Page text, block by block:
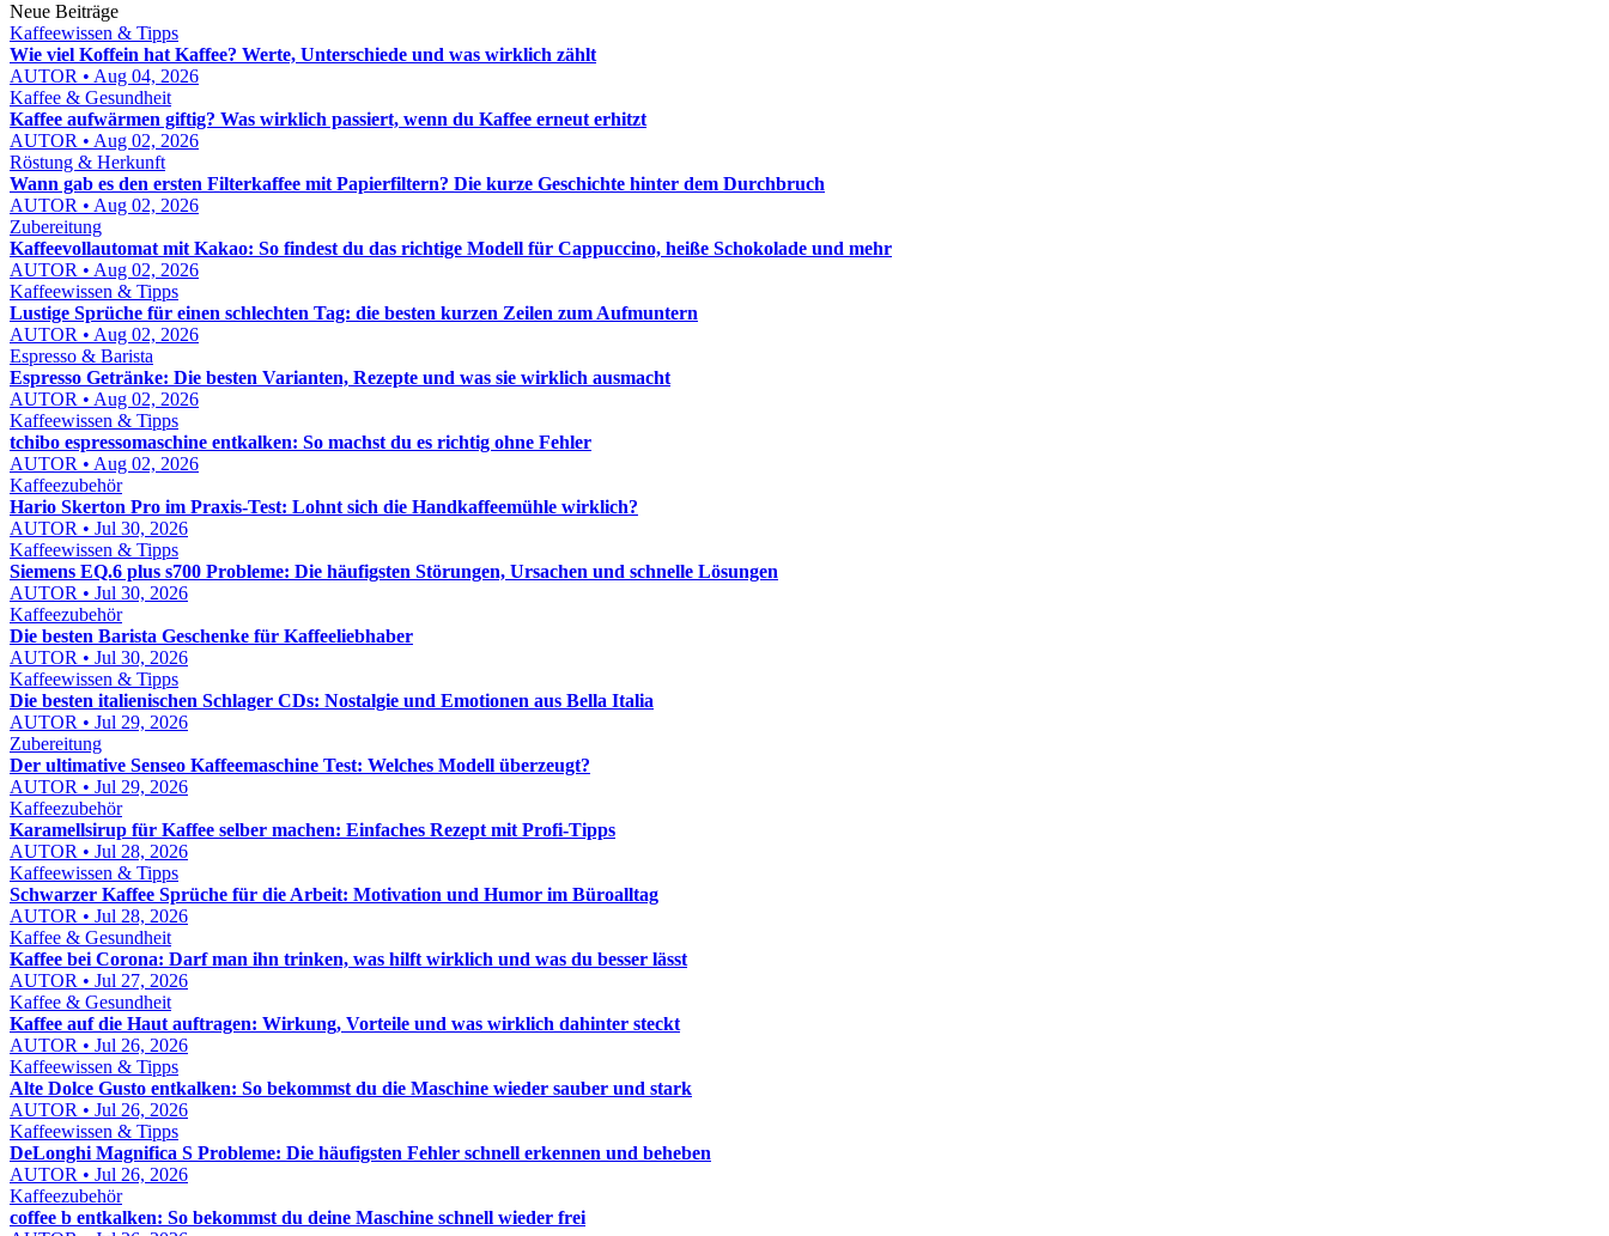
Neue Beiträge
Kaffeewissen & Tipps
Wie viel Koffein hat Kaffee? Werte, Unterschiede und was wirklich zählt
AUTOR • Aug 04, 2026
Kaffee & Gesundheit
Kaffee aufwärmen giftig? Was wirklich passiert, wenn du Kaffee erneut erhitzt
AUTOR • Aug 02, 2026
Röstung & Herkunft
Wann gab es den ersten Filterkaffee mit Papierfiltern? Die kurze Geschichte hinter dem Durchbruch
AUTOR • Aug 02, 2026
Zubereitung
Kaffeevollautomat mit Kakao: So findest du das richtige Modell für Cappuccino, heiße Schokolade und mehr
AUTOR • Aug 02, 2026
Kaffeewissen & Tipps
Lustige Sprüche für einen schlechten Tag: die besten kurzen Zeilen zum Aufmuntern
AUTOR • Aug 02, 2026
Espresso & Barista
Espresso Getränke: Die besten Varianten, Rezepte und was sie wirklich ausmacht
AUTOR • Aug 02, 2026
Kaffeewissen & Tipps
tchibo espressomaschine entkalken: So machst du es richtig ohne Fehler
AUTOR • Aug 02, 2026
Kaffeezubehör
Hario Skerton Pro im Praxis-Test: Lohnt sich die Handkaffeemühle wirklich?
AUTOR • Jul 30, 2026
Kaffeewissen & Tipps
Siemens EQ.6 plus s700 Probleme: Die häufigsten Störungen, Ursachen und schnelle Lösungen
AUTOR • Jul 30, 2026
Kaffeezubehör
Die besten Barista Geschenke für Kaffeeliebhaber
AUTOR • Jul 30, 2026
Kaffeewissen & Tipps
Die besten italienischen Schlager CDs: Nostalgie und Emotionen aus Bella Italia
AUTOR • Jul 29, 2026
Zubereitung
Der ultimative Senseo Kaffeemaschine Test: Welches Modell überzeugt?
AUTOR • Jul 29, 2026
Kaffeezubehör
Karamellsirup für Kaffee selber machen: Einfaches Rezept mit Profi-Tipps
AUTOR • Jul 28, 2026
Kaffeewissen & Tipps
Schwarzer Kaffee Sprüche für die Arbeit: Motivation und Humor im Büroalltag
AUTOR • Jul 28, 2026
Kaffee & Gesundheit
Kaffee bei Corona: Darf man ihn trinken, was hilft wirklich und was du besser lässt
AUTOR • Jul 27, 2026
Kaffee & Gesundheit
Kaffee auf die Haut auftragen: Wirkung, Vorteile und was wirklich dahinter steckt
AUTOR • Jul 26, 2026
Kaffeewissen & Tipps
Alte Dolce Gusto entkalken: So bekommst du die Maschine wieder sauber und stark
AUTOR • Jul 26, 2026
Kaffeewissen & Tipps
DeLonghi Magnifica S Probleme: Die häufigsten Fehler schnell erkennen und beheben
AUTOR • Jul 26, 2026
Kaffeezubehör
coffee b entkalken: So bekommst du deine Maschine schnell wieder frei